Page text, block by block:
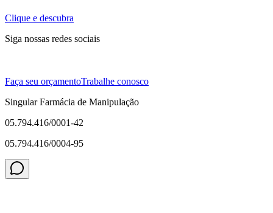
Clique e descubra
Siga nossas redes sociais
Faça seu orçamentoTrabalhe conosco
Singular Farmácia de Manipulação
05.794.416/0001-42
05.794.416/0004-95